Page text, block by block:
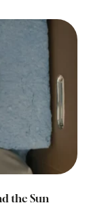
the Sun